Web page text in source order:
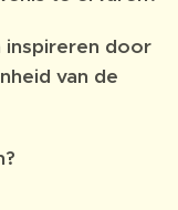
inspireren door
van de